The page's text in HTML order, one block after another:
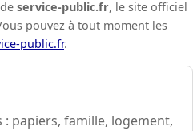
service-public.fr, le site officiel
pouvez à tout moment les
public.fr.
papiers, famille, logement,